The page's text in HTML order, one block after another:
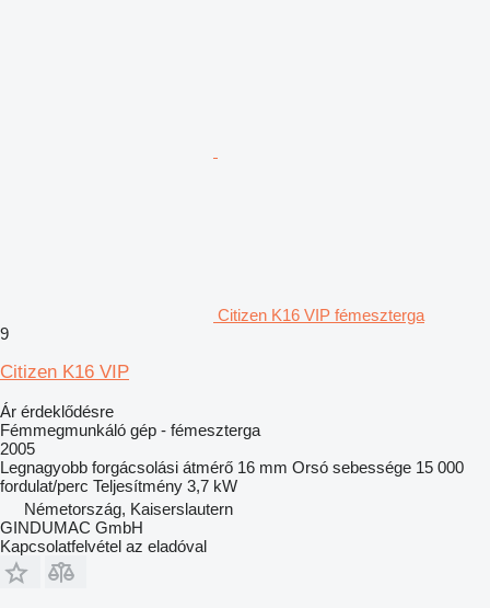
Citizen K16 VIP fémeszterga
9
Citizen K16 VIP
Ár érdeklődésre
Fémmegmunkáló gép - fémeszterga
2005
Legnagyobb forgácsolási átmérő 16 mm Orsó sebessége 15 000
fordulat/perc Teljesítmény 3,7 kW
Németország, Kaiserslautern
GINDUMAC GmbH
Kapcsolatfelvétel az eladóval